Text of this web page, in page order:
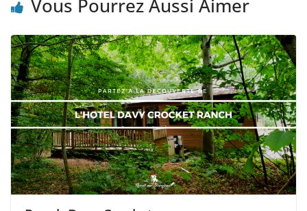
Vous Pourrez Aussi Aimer